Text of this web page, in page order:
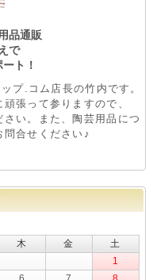
品通販
で
ト！
プ.コム店長の竹内です。
張って参りますので、
い。また、陶芸用品につ
問合せください♪
木 金
土
1